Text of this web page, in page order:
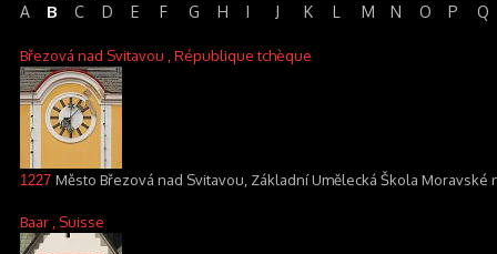
A B C D E F G H I J K L M N O P Q
Březová nad Svitavou , République tchèque
1227 Město Březová nad Svitavou, Základní Umělecká Škola Moravské
Baar , Suisse